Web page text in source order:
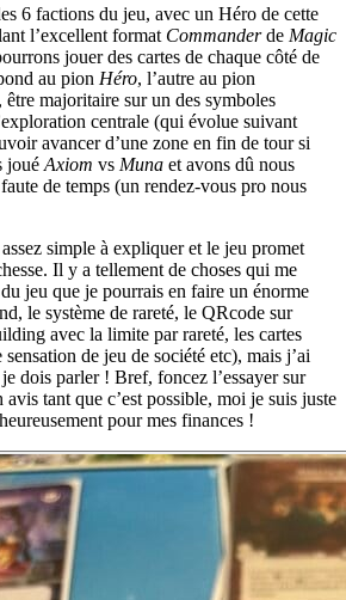
6 factions du jeu, avec un Héro de cette
l’excellent format Commanderde Magic
jouer des cartes de chaque côté de
au pion Héro, l’autre au pion
être majoritaire sur un des symboles
centrale (qui évolue suivant
avancer d’une zone en fin de tour si
joué Axiom vs Muna et avons dû nous
de temps (un rendez-vous pro nous
simple à expliquer et le jeu promet
Il y a tellement de choses qui me
jeu que je pourrais en faire un énorme
le système de rareté, le QRcode sur
avec la limite par rareté, les cartes
de jeu de société etc), mais j’ai
dois parler ! Bref, foncez l’essayer sur
tant que c’est possible, moi je suis juste
pour mes finances !